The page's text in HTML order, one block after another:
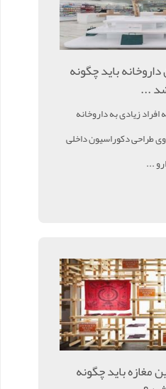
باید چگونه
...
زیادی به داروخانه
طراحی دکوراسیون داخلی
...
مغازه باید چگونه